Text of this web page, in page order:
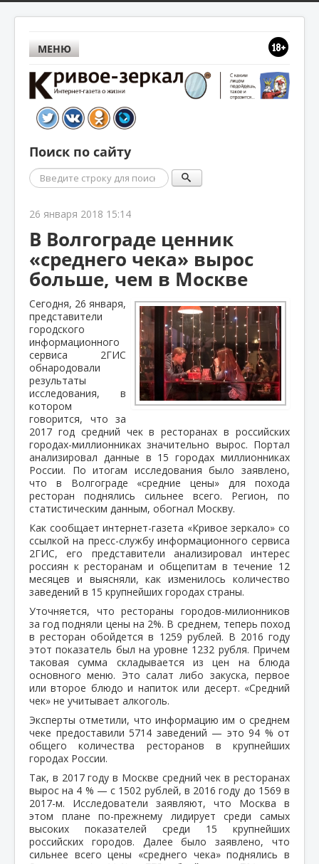
МЕНЮ
Поиск по сайту
Поиск
26 января 2018 15:14
В Волгограде ценник
«среднего чека» вырос
больше, чем в Москве
Сегодня, 26 января,
представители
городского
информационного
сервиса 2ГИС
обнародовали
результаты
исследования, в
котором
говорится, что за
2017 год средний чек в ресторанах в российских
городах-миллионниках значительно вырос. Портал
анализировал данные в 15 городах миллионниках
России. По итогам исследования было заявлено,
что в Волгограде «средние цены» для похода
ресторан поднялись сильнее всего. Регион, по
статистическим данным, обогнал Москву.
Как сообщает интернет-газета «Кривое зеркало» со
ссылкой на пресс-службу информационного сервиса
2ГИС, его представители анализировал интерес
россиян к ресторанам и общепитам в течение 12
месяцев и выясняли, как изменилось количество
заведений в 15 крупнейших городах страны.
Уточняется, что рестораны городов-милионников
за год подняли цены на 2%. В среднем, теперь поход
в ресторан обойдется в 1259 рублей. В 2016 году
этот показатель был на уровне 1232 рубля. Причем
таковая сумма складывается из цен на блюда
основного меню. Это салат либо закуска, первое
или второе блюдо и напиток или десерт. «Средний
чек» не учитывает алкоголь.
Эксперты отметили, что информацию им о среднем
чеке предоставили 5714 заведений — это 94 % от
общего количества ресторанов в крупнейших
городах России.
Так, в 2017 году в Москве средний чек в ресторанах
вырос на 4 % — с 1502 рублей, в 2016 году до 1569 в
2017-м. Исследователи заявляют, что Москва в
этом плане по-прежнему лидирует среди самых
высоких показателей среди 15 крупнейших
российских городов. Далее было заявлено, что
сильнее всего цены «среднего чека» поднялись в